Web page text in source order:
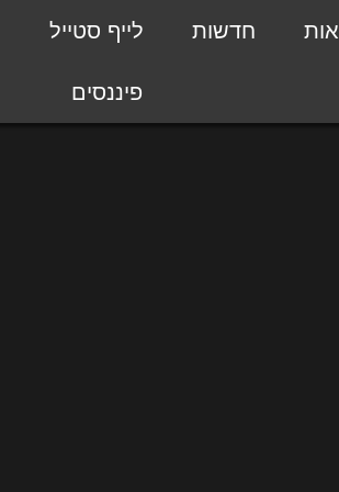
חדשות לייף סטייל
פיננסים